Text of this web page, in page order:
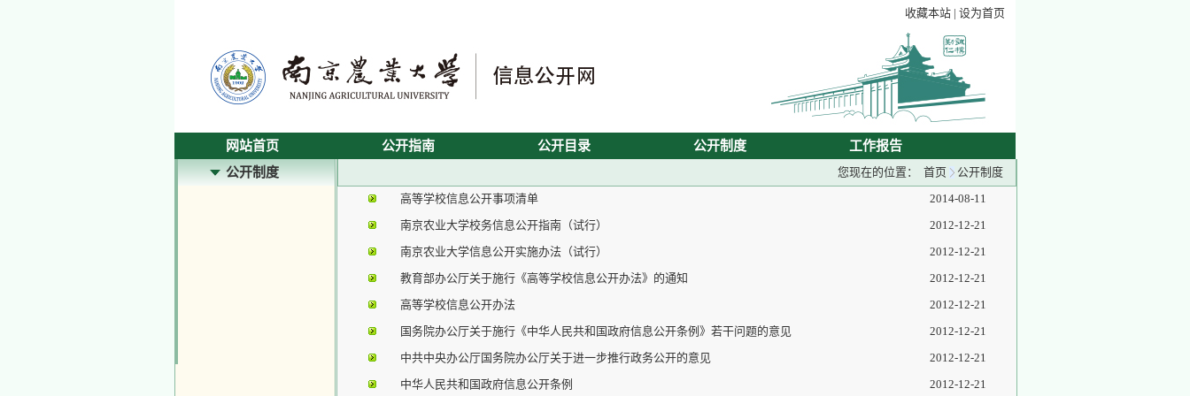
收藏本站 | 设为首页
网站首页 公开指南 公开目录 公开制度
工作报告
公开制度
您现在的位置： 首页
公开制度
高等学校信息公开事项清单
2014-08-11
南京农业大学校务信息公开指南（试行）
2012-12-21
南京农业大学信息公开实施办法（试行）
2012-12-21
教育部办公厅关于施行《高等学校信息公开办法》的通知
2012-12-21
高等学校信息公开办法
2012-12-21
国务院办公厅关于施行《中华人民共和国政府信息公开条例》若干问题的意见
2012-12-21
中共中央办公厅国务院办公厅关于进一步推行政务公开的意见
2012-12-21
中华人民共和国政府信息公开条例
2012-12-21